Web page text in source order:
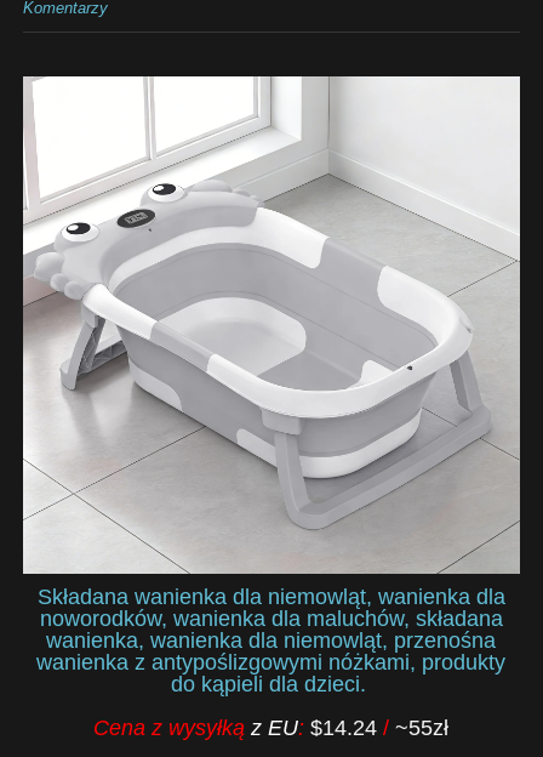
Komentarzy
Składana wanienka dla niemowląt, wanienka dla
noworodków, wanienka dla maluchów, składana
wanienka, wanienka dla niemowląt, przenośna
wanienka z antypoślizgowymi nóżkami, produkty
do kąpieli dla dzieci.
Cena z wysyłką z EU:$14.24/~55zł